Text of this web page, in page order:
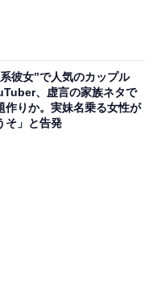
彼女”で人気のカップル
、虚言の家族ネタで
作りか。実妹名乗る女性が
そ」と告発